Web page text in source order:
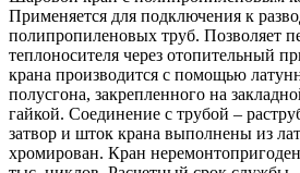
Применяется для подключения к
полипропиленовых труб. Позволяет
теплоносителя через отопительный
крана производится с помощью
полусгона, закрепленного на
гайкой. Соединение с трубой –
затвор и шток крана выполнены из
хромирован. Кран